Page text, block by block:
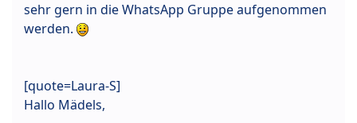
sehr gern in die WhatsApp Gruppe aufgenommen
werden.
[quote=Laura-S]
Hallo Mädels,